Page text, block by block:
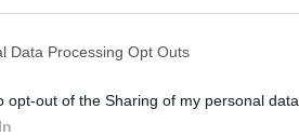
Data Processing Opt Outs
opt-out of the Sharing of my personal data.